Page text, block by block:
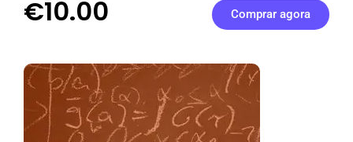
€10.00 Comprar agora